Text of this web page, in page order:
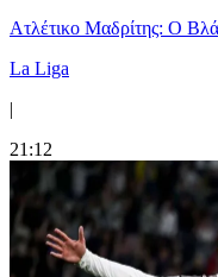
Ατλέτικο Μαδρίτης: Ο
La Liga
|
21:12